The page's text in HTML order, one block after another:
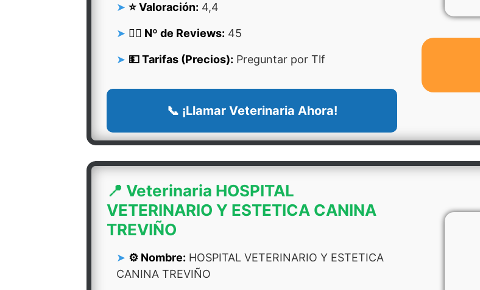
⭐ Valoración: 4,4
👍🏻 Nº de Reviews: 45
💵 Tarifas (Precios): Preguntar por Tlf
📞 ¡Llamar Veterinaria Ahora!
📍 Veterinaria HOSPITAL
VETERINARIO Y ESTETICA CANINA
TREVIÑO
⚙️ Nombre: HOSPITAL VETERINARIO Y ESTETICA
CANINA TREVIÑO